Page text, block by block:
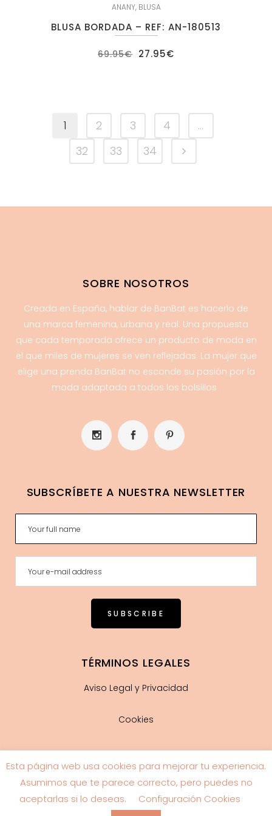
ANANY, BLUSA
BLUSA BORDADA – REF: AN-180513
69.95€ El
precio
27.95€
1 2 3 4
…
32
33 34
SOBRE NOSOTROS
Creada en España, hablar de BanBat es hacerlo de
una marca femenina, urbana y real. Una propuesta
que cada temporada ofrece un producto de moda en
el que miles de mujeres se ven reflejadas. La mujer que
elige una prenda BanBat no esconde su pasión por la
moda adaptada a todos los bolsillos .
SUBSCRÍBETE A NUESTRA NEWSLETTER
TÉRMINOS LEGALES
Aviso Legal y Privacidad
Cookies
Guía de tallas
Esta página web usa cookies para mejorar tu experiencia.
Asumimos que te parece correcto, pero puedes no
aceptarlas si lo deseas.
Configuración Cookies